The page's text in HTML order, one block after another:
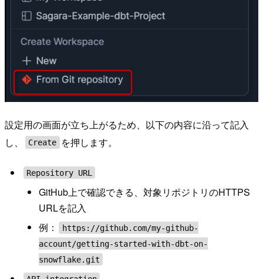
設定用の画面が立ち上がるため、以下の内容に沿って記入
し、
Create を押します。
Repository URL
GitHub上で確認できる、対象リポジトリのHTTPS
URLを記入
例：
https://github.com/my-github-
account/getting-started-with-dbt-on-
snowflake.git